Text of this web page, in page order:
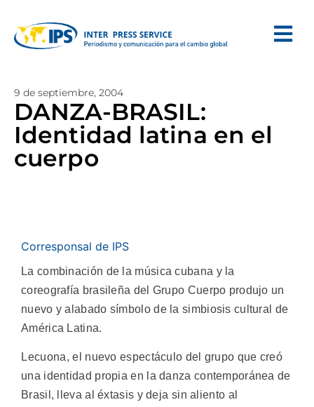
9 de septiembre, 2004
DANZA-BRASIL:
Identidad latina en el
cuerpo
Corresponsal de IPS
La combinación de la música cubana y la
coreografía brasileña del Grupo Cuerpo produjo un
nuevo y alabado símbolo de la simbiosis cultural de
América Latina.
Lecuona, el nuevo espectáculo del grupo que creó
una identidad propia en la danza contemporánea de
Brasil, lleva al éxtasis y deja sin aliento al